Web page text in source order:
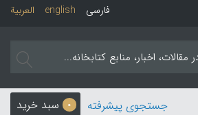
العربیة english فارسی
0 سبد خرید جستجوی پیشرفته